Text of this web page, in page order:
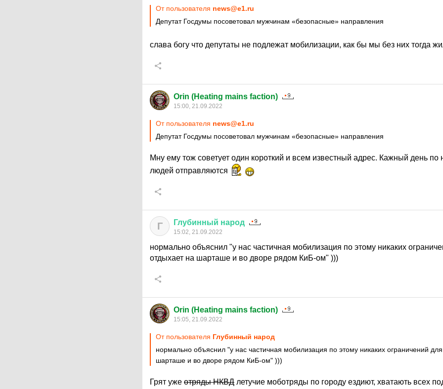
От пользователя news@e1.ru
Депутат Госдумы посоветовал мужчинам «безопасные» направления
слава богу что депутаты не подлежат мобилизации, как бы мы без них тогда
Orin (Heating mains faction)
15:00, 21.09.2022
От пользователя news@e1.ru
Депутат Госдумы посоветовал мужчинам «безопасные» направления
Мну ему тож советует один короткий и всем известный адрес. Кажный день
людей отправляются
Г Глубинный народ
15:02, 21.09.2022
нормально объяснил "у нас частичная мобилизация по этому никаких
отдыхает на шарташе и во дворе рядом КиБ-ом" )))
Orin (Heating mains faction)
15:05, 21.09.2022
От пользователя Глубинный народ
нормально объяснил "у нас частичная мобилизация по этому никаких ограничений для
шарташе и во дворе рядом КиБ-ом" )))
Грят уже отряды НКВД летучие моботряды по городу ездиют, хватають всех